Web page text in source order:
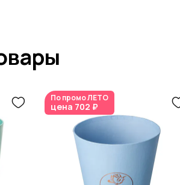
По промоЛЕТО
цена 702 ₽